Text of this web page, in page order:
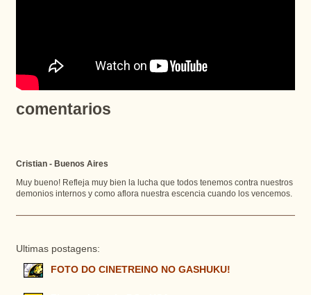
comentarios
Cristian - Buenos Aires
Muy bueno! Refleja muy bien la lucha que todos tenemos contra nuestros
demonios internos y como aflora nuestra escencia cuando los vencemos.
Ultimas postagens:
FOTO DO CINETREINO NO GASHUKU!